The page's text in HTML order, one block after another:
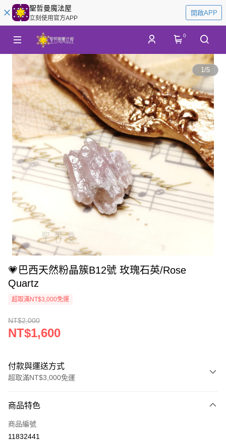
聖哲曼魔法屋
立刻使用官方APP
開啟APP
0
1/5
💗巴西天然粉晶簇B12號 玫瑰石英/Rose
Quartz
超取滿NT$3,000免運
NT$2,000
NT$1,600
付款與運送方式
超取滿NT$3,000免運
信用卡一次付款
超商取貨付款
商品特色
商品編號
11832441